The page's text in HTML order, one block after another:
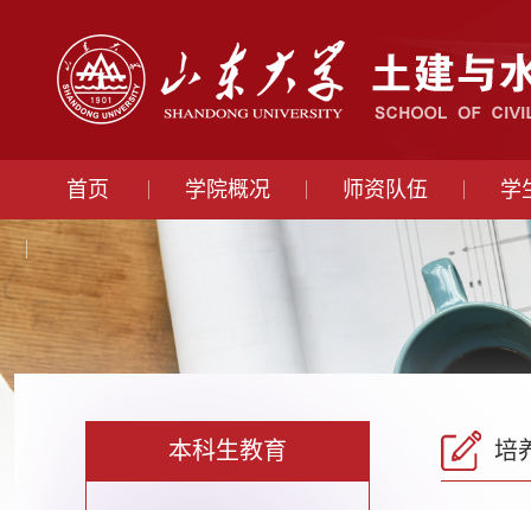
首页 学院概况 师资队伍 学
本科生教育 培